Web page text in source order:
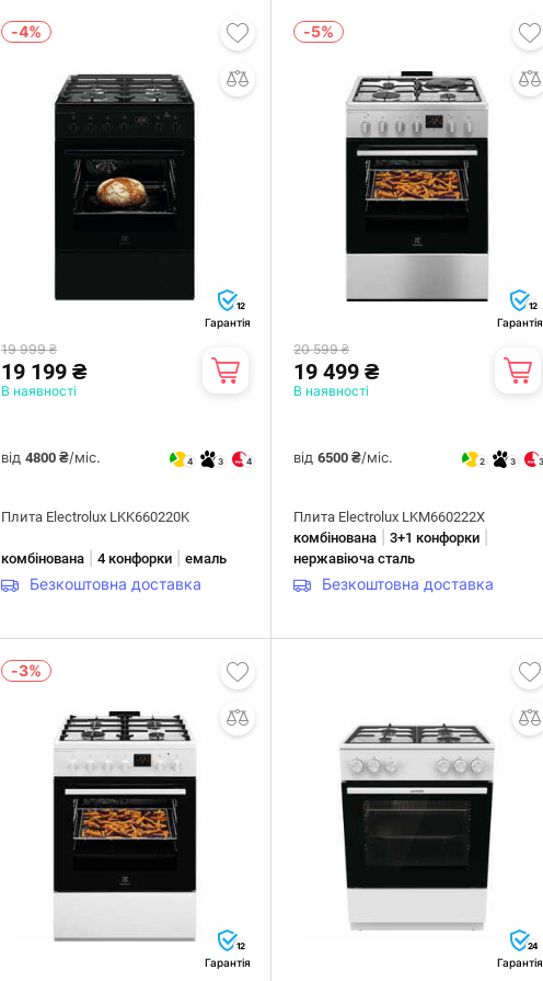
-4%
12
Гарантія
19 999 ₴
19 199 ₴
В наявності
від 4800 ₴/міс. 4 3 4
Плита Electrolux LKK660220K
комбінована 4 конфорки емаль
Безкоштовна доставка
-5%
12
Гарантія
20 599 ₴
19 499 ₴
В наявності
від6500 ₴/міс. 2 3 3
Плита Electrolux LKM660222X
комбінована |3+1 конфорки
нержавіюча сталь
Безкоштовна доставка
-3%
12
Гарантія
24
Гарантія